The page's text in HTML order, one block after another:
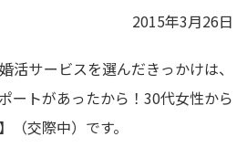
2015年3月26日
活サービスを選んだきっかけは、
ートがあったから！30代女性から
（交際中）です。